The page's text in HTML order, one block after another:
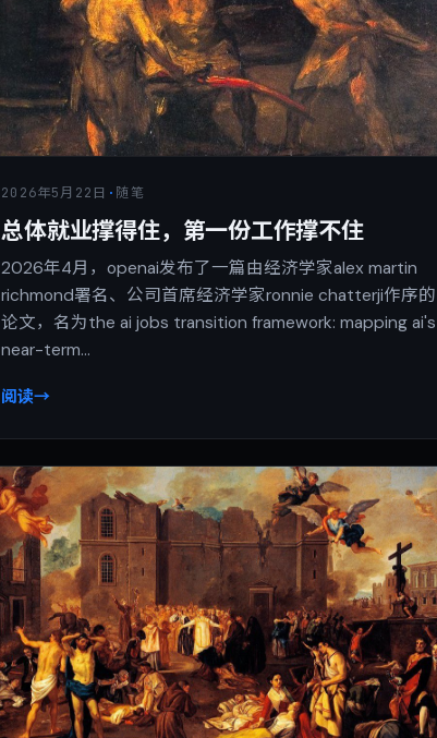
2026年5月22日 · 随笔
总体就业撑得住，第一份工作撑不住
2026年4月，openai发布了一篇由经济学家alex martin
richmond署名、公司首席经济学家ronnie chatterji作序的
论文，名为the ai jobs transition framework: mapping ai's
near-term…
阅读→